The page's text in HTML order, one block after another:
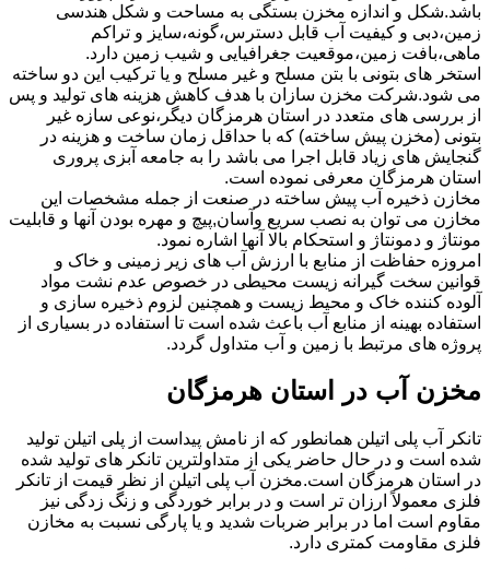
باشد.شکل و اندازه مخزن بستگی به مساحت و شکل هندسی
زمین،دبی و کیفیت آب قابل دسترس،گونه،سایز و تراکم
ماهی،بافت زمین،موقعیت جغرافیایی و شیب زمین دارد.
استخر های بتونی با بتن مسلح و غیر مسلح و یا ترکیب این دو ساخته
می شود.شرکت مخزن سازان با هدف کاهش هزینه های تولید و پس
از بررسی های متعدد در استان هرمزگان دیگر،نوعی سازه غیر
بتونی (مخزن پیش ساخته) که با حداقل زمان ساخت و هزینه در
گنجایش های زیاد قابل اجرا می باشد را به جامعه آبزی پروری
استان هرمزگان معرفی نموده است.
مخازن ذخیره آب پیش ساخته در صنعت از جمله مشخصات این
مخازن می توان به نصب سریع وآسان,پیچ و مهره بودن آنها و قابلیت
مونتاژ و دمونتاژ و استحکام بالا آنها اشاره نمود.
امروزه حفاظت از منابع با ارزش آب های زیر زمینی و خاک و
قوانین سخت گیرانه زیست محیطی در خصوص عدم نشت مواد
آلوده کننده خاک و محیط زیست و همچنین لزوم ذخیره سازی و
استفاده بهینه از منابع آب باعث شده است تا استفاده در بسیاری از
پروژه های مرتبط با زمین و آب متداول گردد.
مخزن آب در استان هرمزگان
تانکر آب پلی اتیلن همانطور که از نامش پیداست از پلی اتیلن تولید
شده است و در حال حاضر یکی از متداولترین تانکر های تولید شده
در استان هرمزگان است.مخزن آب پلی اتیلن از نظر قیمت از تانکر
فلزی معمولاً ارزان تر است و در برابر خوردگی و زنگ زدگی نیز
مقاوم است اما در برابر ضربات شدید و یا پارگی نسبت به مخازن
فلزی مقاومت کمتری دارد.